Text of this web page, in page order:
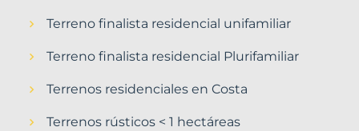
Terreno finalista residencial unifamiliar
Terreno finalista residencial Plurifamiliar
Terrenos residenciales en Costa
Terrenos rústicos < 1 hectáreas